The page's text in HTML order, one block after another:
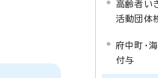
高齢者い
活動団体
府中町・
付与